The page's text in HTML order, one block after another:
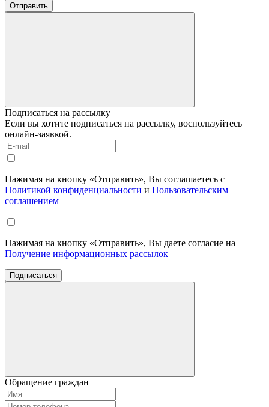
Отправить
Подписаться на рассылку
Если вы хотите подписаться на рассылку, воспользуйтесь
онлайн-заявкой.
Нажимая на кнопку «Отправить», Вы соглашаетесь с
Политикой конфиденциальности и Пользовательским
соглашением
Нажимая на кнопку «Отправить», Вы даете согласие на
Получение информационных рассылок
Подписаться
Обращение граждан